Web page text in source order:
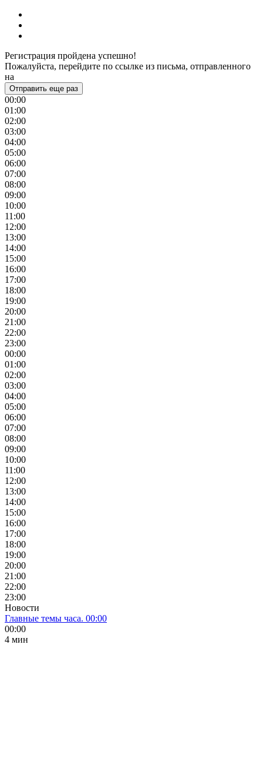
Регистрация пройдена успешно!
Пожалуйста, перейдите по ссылке из письма, отправленного
на
Отправить еще раз
00:00
01:00
02:00
03:00
04:00
05:00
06:00
07:00
08:00
09:00
10:00
11:00
12:00
13:00
14:00
15:00
16:00
17:00
18:00
19:00
20:00
21:00
22:00
23:00
00:00
01:00
02:00
03:00
04:00
05:00
06:00
07:00
08:00
09:00
10:00
11:00
12:00
13:00
14:00
15:00
16:00
17:00
18:00
19:00
20:00
21:00
22:00
23:00
Новости
Главные темы часа. 00:00
00:00
4 мин